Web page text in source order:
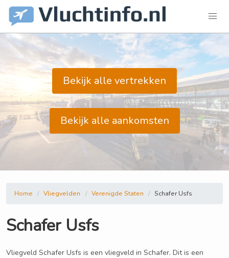
Bekijk alle vertrekken
Bekijk alle aankomsten
Home Vliegvelden Verenigde Staten Schafer Usfs
Schafer Usfs
Vliegveld Schafer Usfs is een vliegveld in Schafer. Dit is een